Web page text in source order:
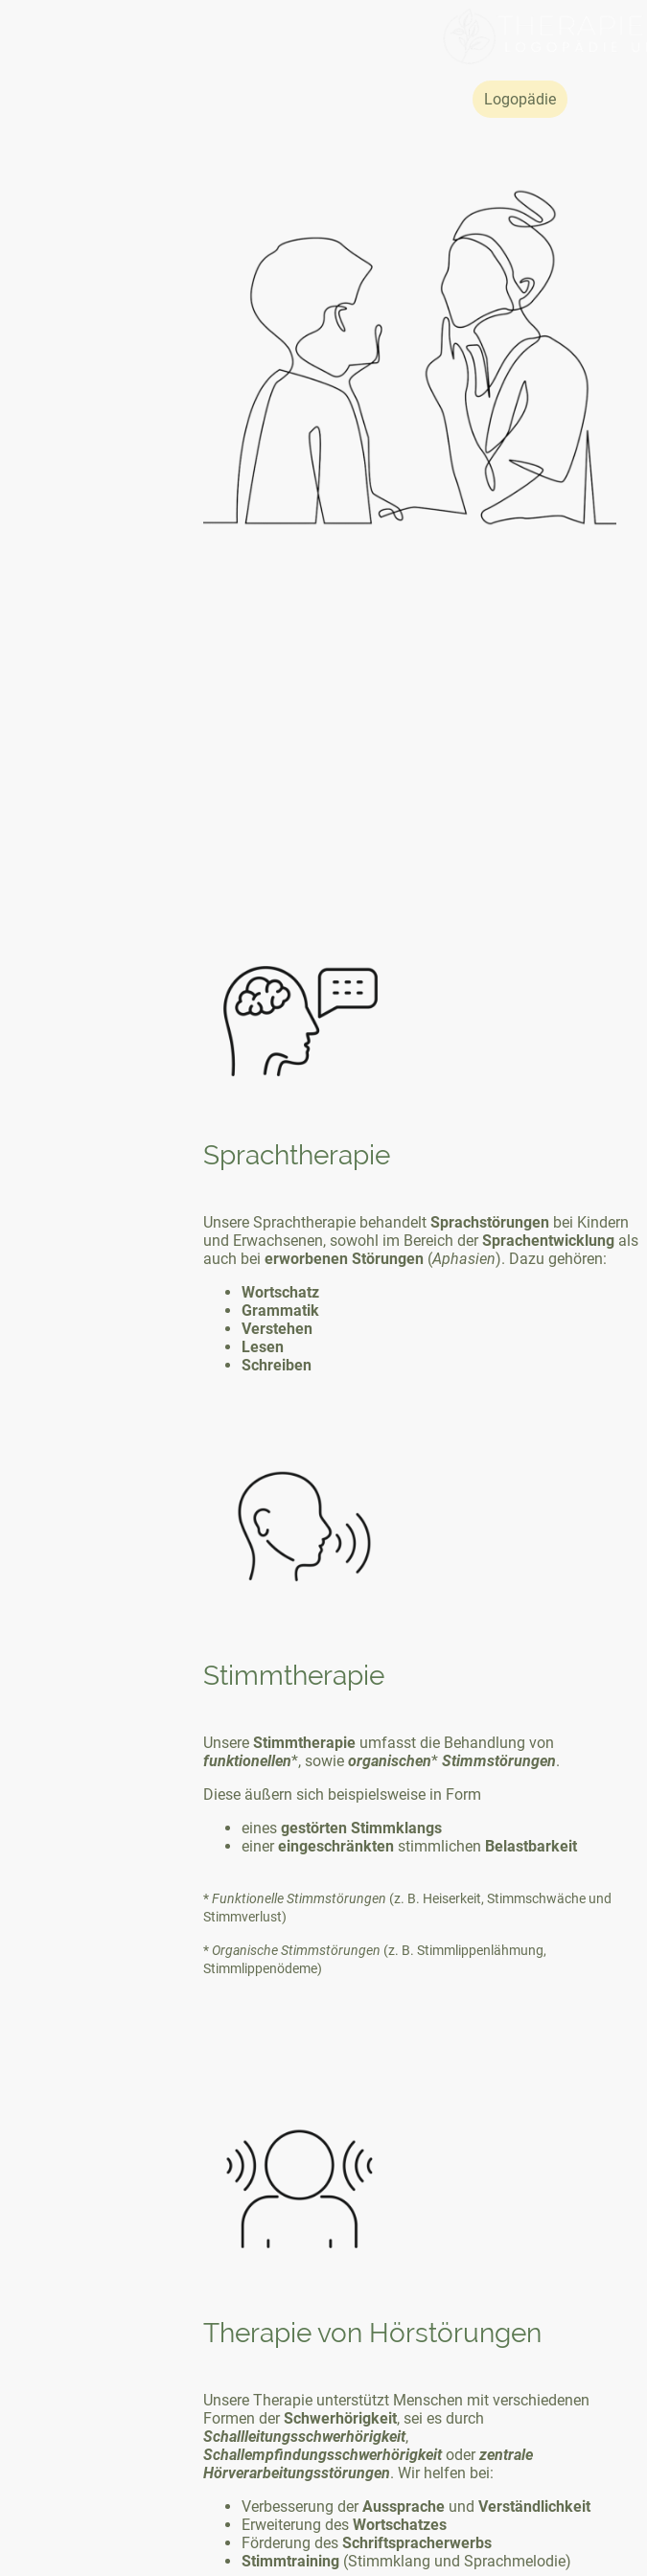
Logopädie
Sprachtherapie
Unsere Sprachtherapie behandelt Sprachstörungen bei Kindern
und Erwachsenen, sowohl im Bereich derSprachentwicklung als
auch bei erworbenen Störungen (Aphasien). Dazu gehören:
Wortschatz
Grammatik
Verstehen
Lesen
Schreiben
Stimmtherapie
Unsere Stimmtherapie umfasst die Behandlung von
funktionellen*, sowie organischen* Stimmstörungen.
Diese äußern sich beispielsweise in Form
eines gestörten Stimmklangs
einereingeschränkten stimmlichen Belastbarkeit
*FunktionelleStimmstörungen (z. B. Heiserkeit, Stimmschwäche und
Stimmverlust)
* OrganischeStimmstörungen (z. B. Stimmlippenlähmung,
Stimmlippenödeme)
Therapie von Hörstörungen
Unsere Therapie unterstützt Menschen mit verschiedenen
Formen derSchwerhörigkeit, sei es durch
Schallleitungsschwerhörigkeit,
Schallempfindungsschwerhörigkeitoderzentrale
Hörverarbeitungsstörungen. Wir helfen bei:
Verbesserung derAussprache und Verständlichkeit
Erweiterung des Wortschatzes
Förderung des Schriftspracherwerbs
Stimmtraining (Stimmklang und Sprachmelodie)